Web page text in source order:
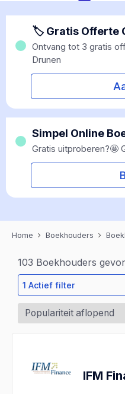
🏷 Gratis Offerte
Ontvang tot 3 gratis
Drunen
Simpel Online
Gratis uitproberen?🤩
Home Boekhouders
103 Boekhouders
1 Actief filter
IFM